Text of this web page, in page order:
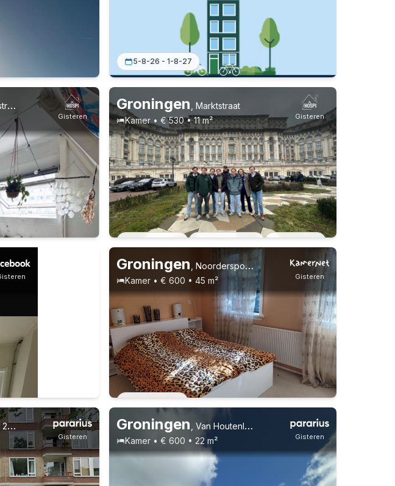
Studenten
5-8-26 - 1-8-27
Gisteren Gisteren
Groningen Marktstraat
Kamer • € 530 • 11 m²
Vast contract 6 huisgenoten Studenten
Gisteren
Groningen Noorderspoorsingel
Kamer • € 600 • 45 m²
Vast contract
Gisteren Gisteren
Groningen Van Houtenlaan 4, Helpman
Kamer • € 600 • 22 m²